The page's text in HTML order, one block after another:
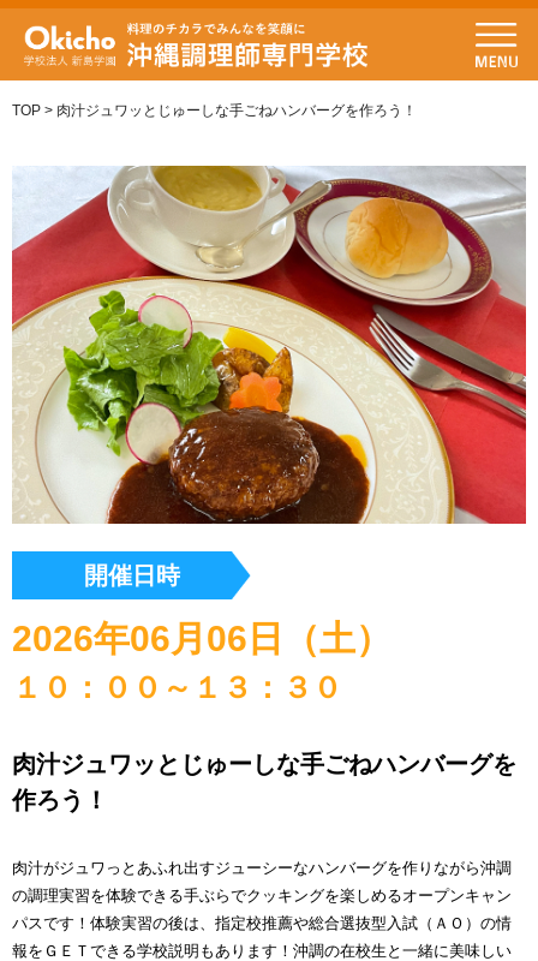
TOP > 肉汁ジュワッとじゅーしな手ごねハンバーグを作ろう！
開催日時
2026年06月06日（土）
１０：００～１３：３０
肉汁ジュワッとじゅーしな手ごねハンバーグを
作ろう！
肉汁がジュワっとあふれ出すジューシーなハンバーグを作りながら沖調
の調理実習を体験できる手ぶらでクッキングを楽しめるオープンキャン
パスです！体験実習の後は、指定校推薦や総合選抜型入試（ＡＯ）の情
報をＧＥＴできる学校説明もあります！沖調の在校生と一緒に美味しい